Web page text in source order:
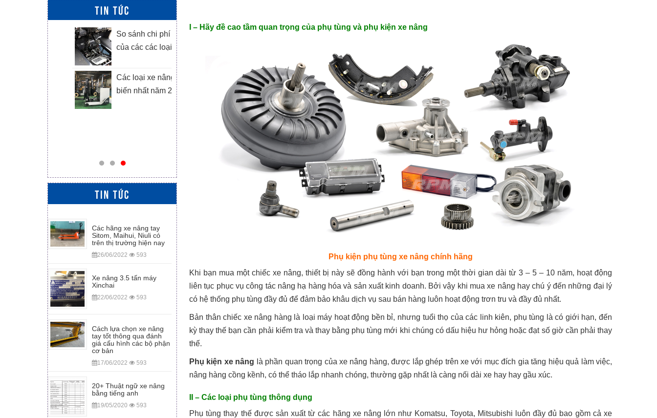
I – Hãy đề cao tầm quan trọng của phụ tùng và phụ kiện xe nâng
Phụ kiện phụ tùng xe nâng chính hãng
Khi bạn mua một chiếc xe nâng, thiết bị này sẽ đồng hành với bạn trong một thời gian dài từ 3 – 5 – 10 năm, hoạt động
liên tục phục vụ công tác nâng hạ hàng hóa và sản xuất kinh doanh. Bởi vậy khi mua xe nâng hay chú ý đến những đại lý
có hệ thống phụ tùng đầy đủ để đảm bảo khâu dịch vụ sau bán hàng luôn hoạt động trơn tru và đầy đủ nhất.
Bản thân chiếc xe nâng hàng là loại máy hoạt động bền bỉ, nhưng tuổi thọ của các linh kiên, phụ tùng là có giới hạn, đến
kỳ thay thế bạn cần phải kiểm tra và thay bằng phụ tùng mới khi chúng có dấu hiệu hư hỏng hoặc đạt số giờ cần phải thay
thế.
Phụ kiện xe nâng là phần quan trọng của xe nâng hàng, được lắp ghép trên xe với mục đích gia tăng hiệu quả làm việc,
nâng hàng cồng kềnh, có thể tháo lắp nhanh chóng, thường gặp nhất là càng nối dài xe hay hay gầu xúc.
II – Các loại phụ tùng thông dụng
Phụ tùng thay thế được sản xuất từ các hãng xe nâng lớn như Komatsu, Toyota, Mitsubishi luôn đầy đủ bao gồm cả xe
TIN TỨC
qua đánh
cấu hình các
phận cơ bản
So sánh chi phí vận hành
của các các loại xe nâng
Các loại xe nâng phổ
biến nhất năm 2024
Các hãng xe
trên thị trường
hiện nay
Xe nâng 3.5 tấn
máy Xinchai
Cách lựa chọn
thông qua đánh
giá cấu hình các
bộ phận cơ bản
xe nâng bằng
tiếng anh
TIN TỨC
Các hãng xe nâng tay
Sitom, Maihui, Niuli có
trên thị trường hiện nay
26/06/2022 593
Xe nâng 3.5 tấn máy
Xinchai
22/06/2022 593
Cách lựa chọn xe nâng
tay tốt thông qua đánh
giá cấu hình các bộ phận
cơ bản
17/06/2022 593
20+ Thuật ngữ xe nâng
bằng tiếng anh
19/05/2020 593